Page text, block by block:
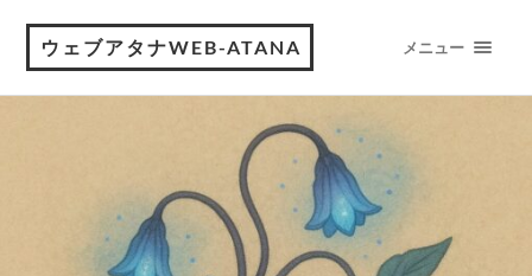
ウェブアタナWEB-ATANA メニュー